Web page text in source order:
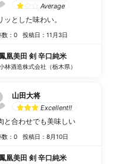
Average
ッとした味わい。
数：0 投稿日：11月3日
凰美田 剣 辛口純米
林酒造株式会社（栃木県）
山田大将
Excellent!!
と合わせでも美味しい
数：0 投稿日：8月10日
凰美田 剣 辛口純米